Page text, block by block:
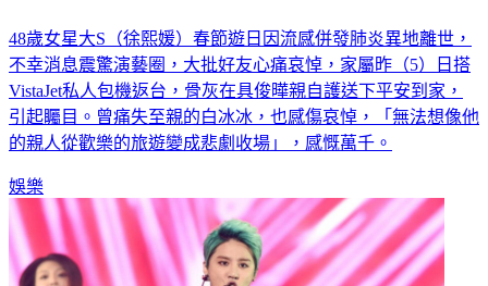
48歲女星大S（徐熙媛）春節遊日因流感併發肺炎異地離世，
不幸消息震驚演藝圈，大批好友心痛哀悼，家屬昨（5）日搭
VistaJet私人包機返台，骨灰在具俊曄親自護送下平安到家，
引起矚目。曾痛失至親的白冰冰，也感傷哀悼，「無法想像他
的親人從歡樂的旅遊變成悲劇收場」，感慨萬千。
娛樂